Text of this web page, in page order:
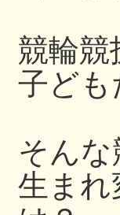
競輪競
子ども
そん
生まれ